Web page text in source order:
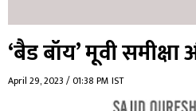
‘बैड बॉय’ मूवी
April 29, 2023 / 01:38 PM IST